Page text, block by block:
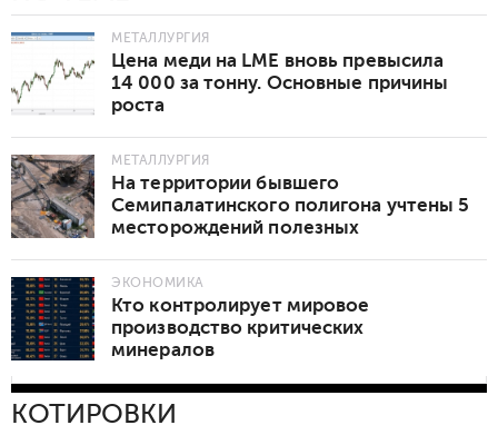
МЕТАЛЛУРГИЯ
Цена меди на LME вновь превысила
14 000 за тонну. Основные причины
роста
МЕТАЛЛУРГИЯ
На территории бывшего
Семипалатинского полигона учтены 5
месторождений полезных
ЭКОНОМИКА
Кто контролирует мировое
производство критических
минералов
КОТИРОВКИ